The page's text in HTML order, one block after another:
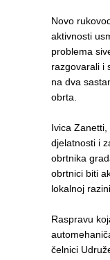
Novo
aktivnosti
problema
razgovarali i
na dva
obrta.
Ivica
djelatnosti i
obrtnika
obrtnici biti
lokalnoj
Raspravu
čelnici